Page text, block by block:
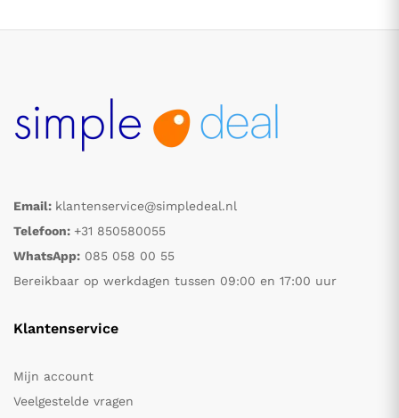
Email: klantenservice@simpledeal.nl
Telefoon: +31 850580055
WhatsApp: 085 058 00 55
Bereikbaar op werkdagen tussen 09:00 en 17:00 uur
Klantenservice
Mijn account
Veelgestelde vragen